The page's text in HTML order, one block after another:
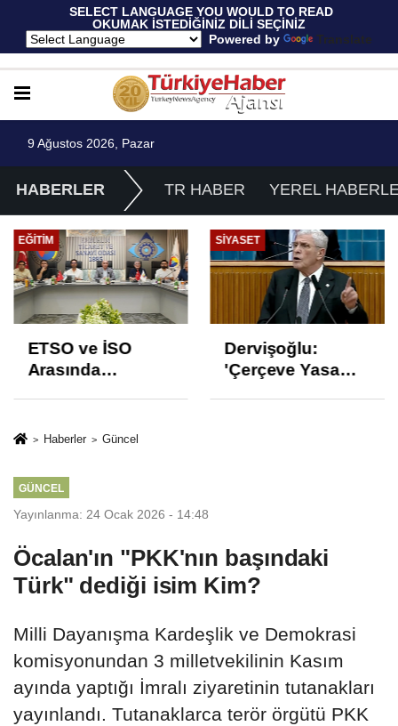
SELECT LANGUAGE YOU WOULD TO READ
OKUMAK İSTEDİĞİNİZ DİLİ SEÇİNİZ
Powered by
Translate
9 Ağustos 2026, Pazar
HABERLER TR HABER YEREL
EĞITIM
ETSO ve İSO
Arasında
Protokolü
SIYASET
Dervişoğlu:
'Çerçeve Yasa
Haberler Güncel
GÜNCEL
Yayınlanma: 24 Ocak 2026 - 14:48
Öcalan'ın "PKK'nın başındaki
Türk" dediği isim Kim?
Milli Dayanışma Kardeşlik ve Demokrasi
komisyonundan 3 milletvekilinin Kasım
ayında yaptığı İmralı ziyaretinin tutanakları
yayınlandı. Tutanaklarca terör örgütü PKK